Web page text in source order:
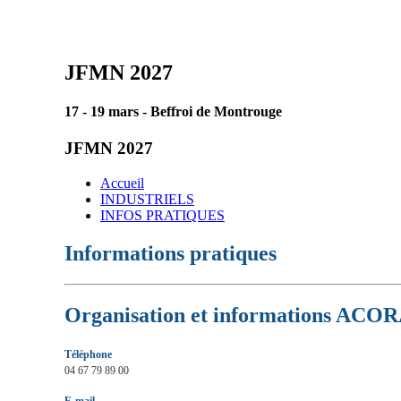
JFMN 2027
17 - 19 mars - Beffroi de Montrouge
JFMN 2027
Accueil
INDUSTRIELS
INFOS PRATIQUES
Informations pratiques
Organisation et informations
Téléphone
04 67 79 89 00